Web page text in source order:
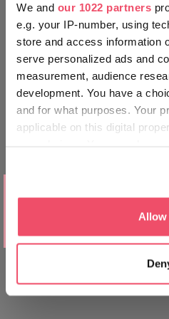
We and our 1022 partners
e.g. your IP-number, using
store and access information
serve personalized ads and
measurement, audience
development. You have a
and for what purposes. Your
applicable on this digital
If you allow, we would also like
which can be accurate to
Identify your device by
specific characteristics
Allow
VIAGGIA COME
Győr: Giardino zoologico e
Quelle